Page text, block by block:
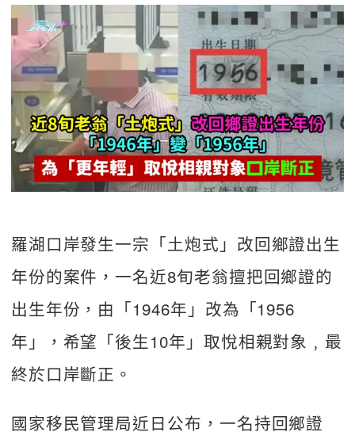
羅湖口岸發生一宗「土炮式」改回鄉證出生
年份的案件，一名近8旬老翁擅把回鄉證的
出生年份，由「1946年」改為「1956
年」，希望「後生10年」取悅相親對象﹐最
終於口岸斷正。
國家移民管理局近日公布，一名持回鄉證